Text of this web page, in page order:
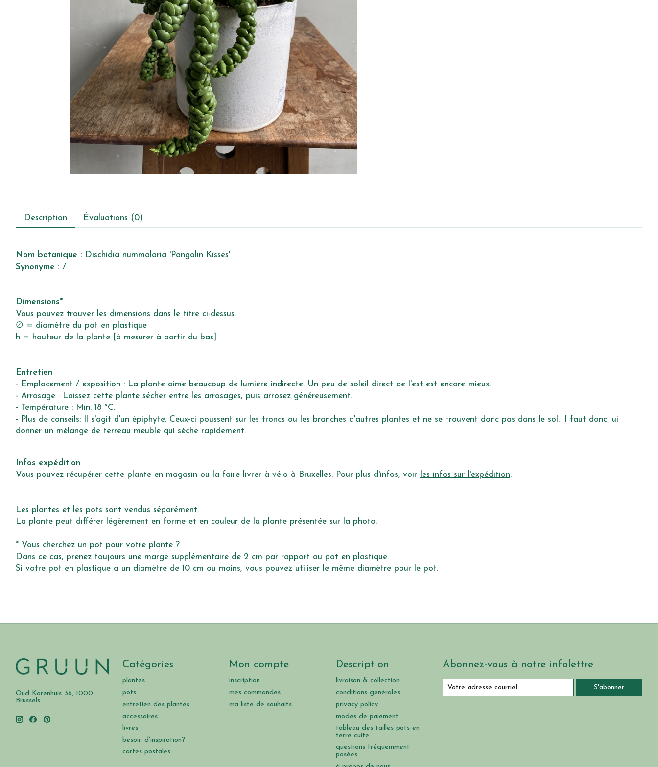
Description Évaluations (0)
Nom botanique : Dischidia nummalaria 'Pangolin Kisses'
Synonyme : /
Dimensions*
Vous pouvez trouver les dimensions dans le titre ci-dessus.
∅ = diamètre du pot en plastique
h = hauteur de la plante [à mesurer à partir du bas]
Entretien
- Emplacement / exposition : La plante aime beaucoup de lumière indirecte. Un peu de soleil direct de l'est est encore mieux.
- Arrosage : Laissez cette plante sécher entre les arrosages, puis arrosez généreusement.
- Température : Min. 18 °C.
- Plus de conseils: Il s'agit d'un épiphyte. Ceux-ci poussent sur les troncs ou les branches d'autres plantes et ne se trouvent donc pas dans le sol. Il faut donc lui
donner un mélange de terreau meuble qui sèche rapidement.
Infos expédition
Vous pouvez récupérer cette plante en magasin ou la faire livrer à vélo à Bruxelles. Pour plus d'infos, voir
les infos sur l'expédition.
Les plantes et les pots sont vendus séparément.
La plante peut différer légèrement en forme et en couleur de la plante présentée sur la photo.
* Vous cherchez un pot pour votre plante ?
Dans ce cas, prenez toujours une marge supplémentaire de 2 cm par rapport au pot en plastique.
Si votre pot en plastique a un diamètre de 10 cm ou moins, vous pouvez utiliser le même diamètre pour le pot.
Oud Korenhuis 36, 1000
Brussels
Catégories
plantes
pots
entretien des plantes
accessoires
livres
besoin d'inspiration?
cartes postales
Mon compte
inscription
mes commandes
ma liste de souhaits
Description
livraison & collection
conditions générales
privacy policy
modes de paiement
tableau des tailles pots en
terre cuite
questions fréquemment
posées
Abonnez-vous à notre infolettre
S'abonner